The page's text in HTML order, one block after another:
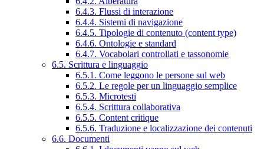
6.4.3. Flussi di interazione
6.4.4. Sistemi di navigazione
6.4.5. Tipologie di contenuto (content type)
6.4.6. Ontologie e standard
6.4.7. Vocabolari controllati e tassonomie
6.5. Scrittura e linguaggio
6.5.1. Come leggono le persone sul web
6.5.2. Le regole per un linguaggio semplice
6.5.3. Microtesti
6.5.4. Scrittura collaborativa
6.5.5. Content critique
6.5.6. Traduzione e localizzazione dei contenuti
6.6. Documenti